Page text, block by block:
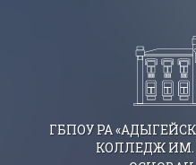
ГБПОУ РА
КОЛЛЕДЖ ИМ.